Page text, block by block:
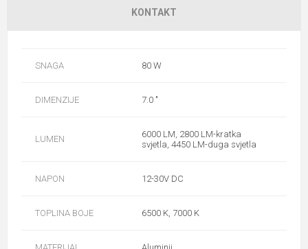
KONTAKT
SNAGA 80 W
DIMENZIJE 7.0 "
LUMEN
6000 LM, 2800 LM-kratka
svjetla, 4450 LM-duga svjetla
NAPON 12-30V DC
TOPLINA BOJE 6500 K, 7000 K